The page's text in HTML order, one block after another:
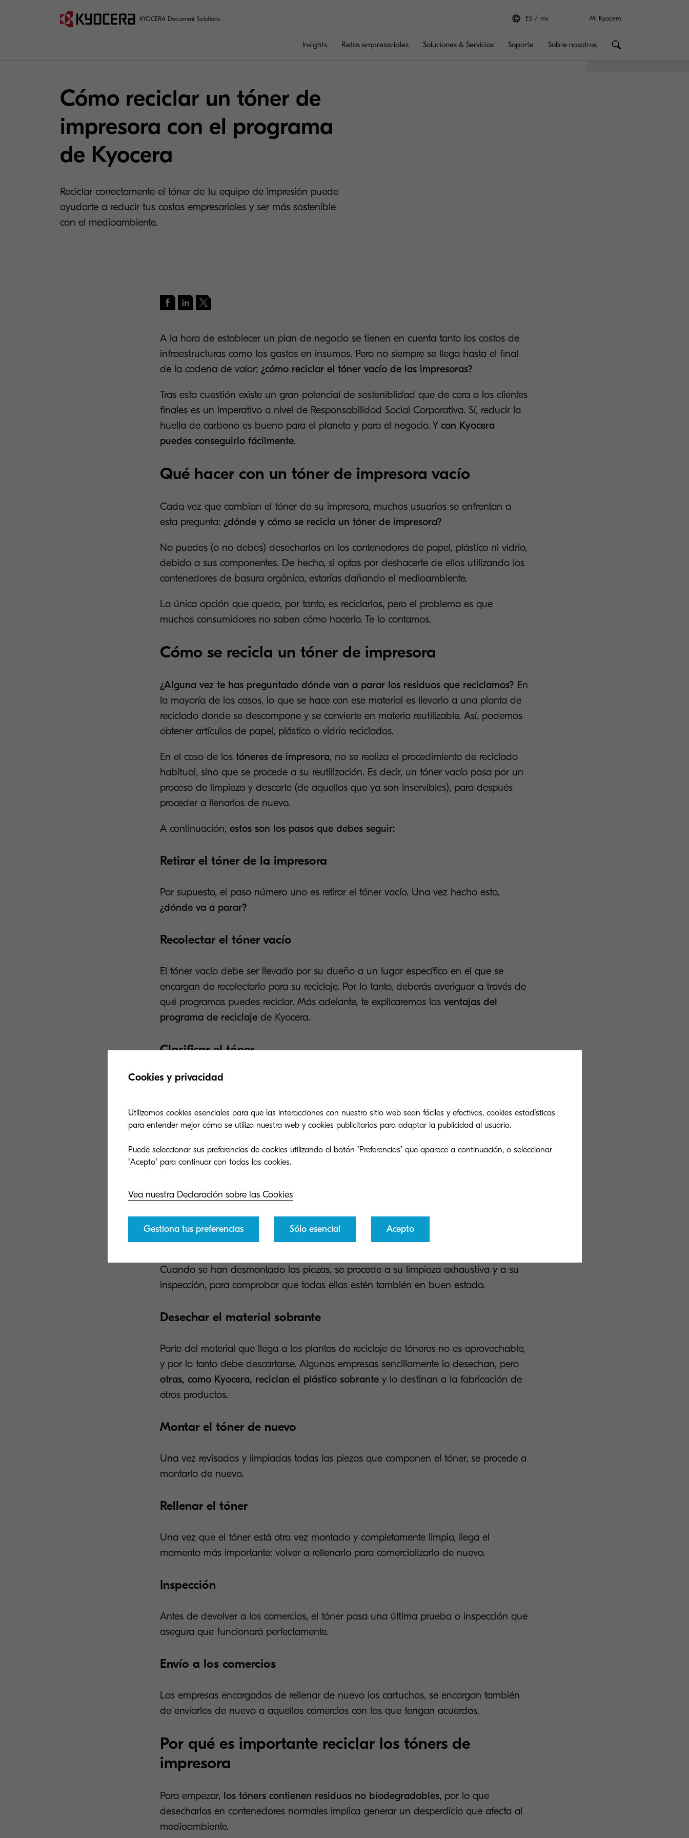
KYOCERA Document Solutions ES mx Mi Kyocera
Insights Retos empresariales Soluciones & Servicios Soporte Sobre nosotros
Cómo reciclar un tóner de
impresora con el programa
de Kyocera
Reciclar correctamente el tóner de tu equipo de impresión puede
ayudarte a reducir tus costos empresariales y ser más sostenible
con el medioambiente.
A la hora de establecer un plan de negocio se tienen en cuenta tanto los costos de
infraestructuras como los gastos en insumos. Pero no siempre se llega hasta el final
de la cadena de valor: ¿cómo reciclar el tóner vacío de las impresoras?
Tras esta cuestión existe un gran potencial de sosteniblidad que de cara a los clientes
finales es un imperativo a nivel de Responsabilidad Social Corporativa. Sí, reducir la
huella de carbono es bueno para el planeta y para el negocio. Y con Kyocera
puedes conseguirlo fácilmente.
Qué hacer con un tóner de impresora vacío
Cada vez que cambian el tóner de su impresora, muchos usuarios se enfrentan a
esta pregunta: ¿dónde y cómo se recicla un tóner de impresora?
No puedes (o no debes) desecharlos en los contenedores de papel, plástico ni vidrio,
debido a sus componentes. De hecho, si optas por deshacerte de ellos utilizando los
contenedores de basura orgánica, estarías dañando el medioambiente.
La única opción que queda, por tanto, es reciclarlos, pero el problema es que
muchos consumidores no saben cómo hacerlo. Te lo contamos.
Cómo se recicla un tóner de impresora
¿Alguna vez te has preguntado dónde van a parar los residuos que reciclamos? En
la mayoría de los casos, lo que se hace con ese material es llevarlo a una planta de
reciclado donde se descompone y se convierte en materia reutilizable. Así, podemos
obtener artículos de papel, plástico o vidrio reciclados.
En el caso de los tóneres de impresora, no se realiza el procedimiento de reciclado
habitual, sino que se procede a su reutilización. Es decir, un tóner vacío pasa por un
proceso de limpieza y descarte (de aquellos que ya son inservibles), para después
proceder a llenarlos de nuevo.
A continuación, estos son los pasos que debes seguir:
Retirar el tóner de la impresora
Por supuesto, el paso número uno es retirar el tóner vacío. Una vez hecho esto,
¿dónde va a parar?
Recolectar el tóner vacío
El tóner vacío debe ser llevado por su dueño a un lugar específico en el que se
encargan de recolectarlo para su reciclaje. Por lo tanto, deberás averiguar a través de
qué programas puedes reciclar. Más adelante, te explicaremos las ventajas del
programa de reciclaje de Kyocera.
Clasificar el tóner
Ya en la planta de reciclaje, el siguiente paso es hacer una clasificación para
y modelo. Aquellos inservibles, se descomponen y reciclan por piezas en función del
material de cada una.
Desmontar el tóner
Una vez clasificados, todos aquellos que se encuentren en buen estado para su
Limpiar las piezas del tóner
Cuando se han desmontado las piezas, se procede a su limpieza exhaustiva y a su
inspección, para comprobar que todas ellas estén también en buen estado.
Desechar el material sobrante
Parte del material que llega a las plantas de reciclaje de tóneres no es aprovechable,
y por lo tanto debe descartarse. Algunas empresas sencillamente lo desechan, pero
otras, como Kyocera, reciclan el plástico sobrante y lo destinan a la fabricación de
otros productos.
Montar el tóner de nuevo
Una vez revisadas y limpiadas todas las piezas que componen el tóner, se procede a
montarlo de nuevo.
Rellenar el tóner
Una vez que el tóner está otra vez montado y completamente limpio, llega el
momento más importante: volver a rellenarlo para comercializarlo de nuevo.
Inspección
Antes de devolver a los comercios, el tóner pasa una última prueba o inspección que
asegura que funcionará perfectamente.
Envío a los comercios
Las empresas encargadas de rellenar de nuevo los cartuchos, se encargan también
de enviarlos de nuevo a aquellos comercios con los que tengan acuerdos.
Por qué es importante reciclar los tóners de
impresora
Para empezar, los tóners contienen residuos no biodegradables, por lo que
desecharlos en contenedores normales implica generar un desperdicio que afecta al
medioambiente.
Cookies y privacidad
Utilizamos cookies esenciales para que las interacciones con nuestro sitio web sean fáciles y efectivas, cookies estadísticas
para entender mejor cómo se utiliza nuestra web y cookies publicitarias para adaptar la publicidad al usuario.
Puede seleccionar sus preferencias de cookies utilizando el botón "Preferencias" que aparece a continuación, o seleccionar
"Acepto" para continuar con todas las cookies.
Vea nuestra Declaración sobre las Cookies
Gestiona tus preferencias Sólo esencial Acepto